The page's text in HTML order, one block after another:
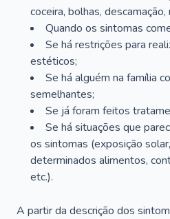
coceira, bolhas, descamação,
Quando os sintomas
Se há restrições para
estéticos;
Se há alguém na família
semelhantes;
Se já foram feitos
Se há situações que
os sintomas (exposição
determinados alimentos,
etc.).
A partir da descrição dos